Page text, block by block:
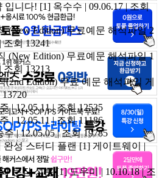
입니다! [1] 옥수수 | 09.06.17 | 조회
(New Edition) 무료예문 해석파일 2
조회 13241
(New Edition) 무료예문 해석파일 1
조회 13213
(2nd Edition) 무료 예문 해석파일 게
| 12.05.11 | 조회 12535
| 12.05.11 | 조회 11186
주 | 12.05.05 | 조회 19785
완성 스터디 플랜[1] 게이트웨이 |
문장 성분[1] 도우미 | 10.10.18 | 조